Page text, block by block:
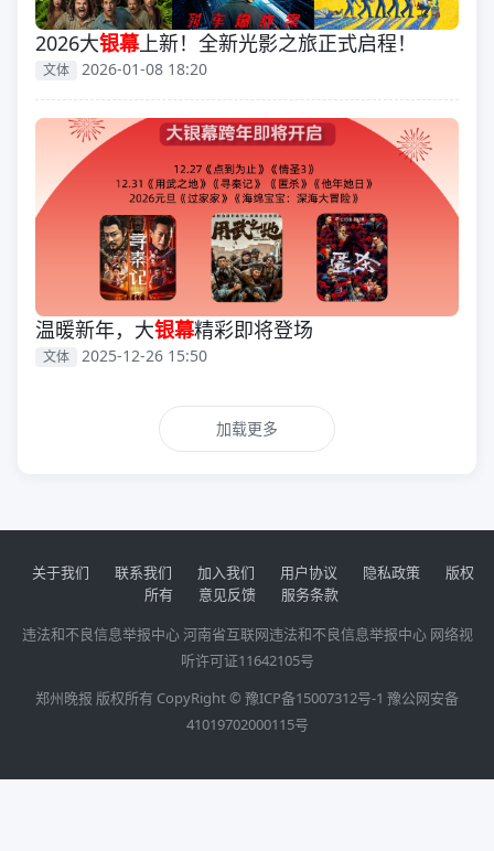
2026大银幕上新！全新光影之旅正式启程！
文体 2026-01-08 18:20
温暖新年，大银幕精彩即将登场
文体 2025-12-26 15:50
加载更多
关于我们 联系我们 加入我们 用户协议 隐私政策
版权
所有
意见反馈
服务条款
违法和不良信息举报中心河南省互联网违法和不良信息举报中心 网络视
听许可证11642105号
郑州晚报 版权所有 CopyRight © 豫ICP备15007312号-1 豫公网安备
41019702000115号